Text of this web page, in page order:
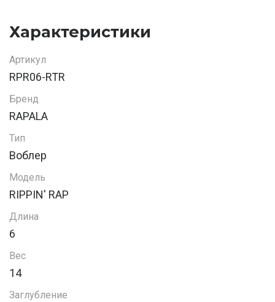
Характеристики
Артикул
RPR06-RTR
Бренд
RAPALA
Тип
Воблер
Модель
RIPPIN' RAP
Длина
6
Вес
14
Заглубление